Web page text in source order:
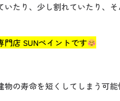
たり、少し割れていたり、
店 SUNペイントです
の寿命を短くしてしまう可